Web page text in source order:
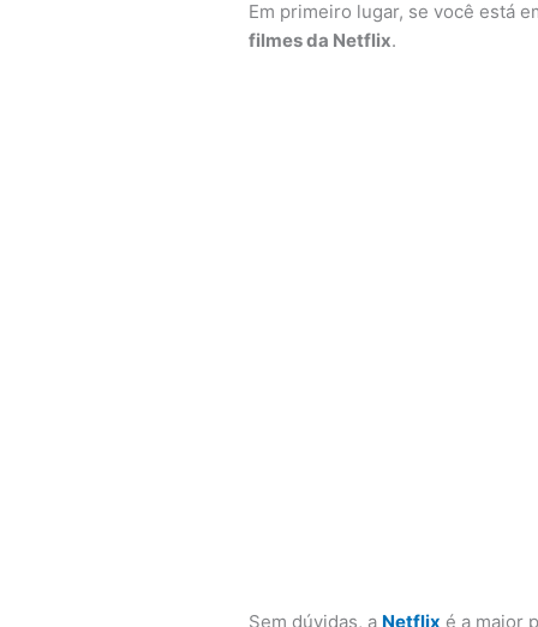
Em primeiro lugar, se você está
filmes da Netflix.
Sem dúvidas, a Netflix é a maior